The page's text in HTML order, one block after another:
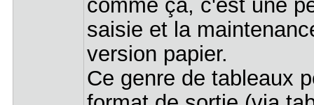
saisie et la
version papier.
Ce genre de tableaux